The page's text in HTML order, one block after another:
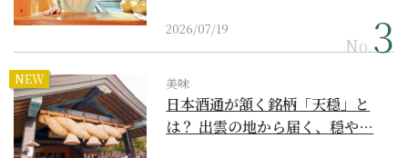
2026/07/19
No.
NEW 美味
日本酒通が頷く銘柄「天穏」と
は？ 出雲の地から届く、穏や…